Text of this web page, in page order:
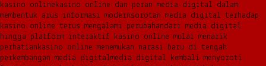
kasino onlinekasino online dan peran media digital dalam
membentuk arus informasi modernsorotan media digital terhadap
kasino online terus mengalami perubahandari media digital
hingga platform interaktif kasino online mulai menarik
perhatiankasino online menemukan narasi baru di tengah
perkembangan media digitalmedia digital kembali menyoroti